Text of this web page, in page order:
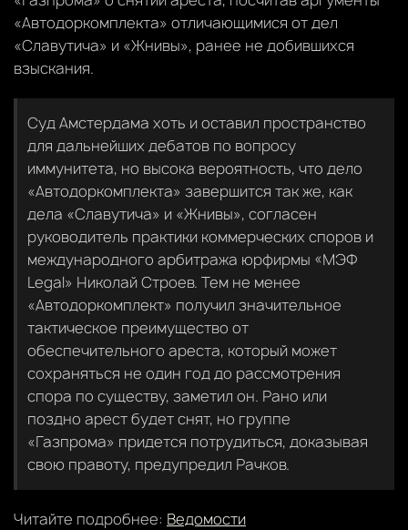
«Автодоркомплекта» отличающимися от дел
«Славутича» и «Жнивы», ранее не добившихся
взыскания.
Суд Амстердама хоть и оставил пространство
для дальнейших дебатов по вопросу
иммунитета, но высока вероятность, что дело
«Автодоркомплекта» завершится так же, как
дела «Славутича» и «Жнивы», согласен
руководитель практики коммерческих споров и
международного арбитража юрфирмы «МЭФ
Legal» Николай Строев. Тем не менее
«Автодоркомплект» получил значительное
тактическое преимущество от
обеспечительного ареста, который может
сохраняться не один год до рассмотрения
спора по существу, заметил он. Рано или
поздно арест будет снят, но группе
«Газпрома» придется потрудиться, доказывая
свою правоту, предупредил Рачков.
Читайте подробнее: Ведомости